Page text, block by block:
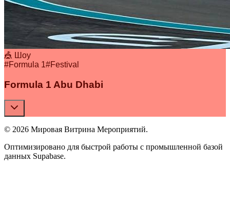
🎪 Шоу
#Formula 1#Festival
Formula 1 Abu Dhabi
© 2026 Мировая Витрина Мероприятий.
Оптимизировано для быстрой работы с промышленной базой
данных Supabase.